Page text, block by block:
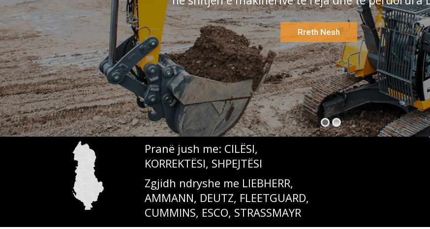
Rreth Nesh
Pranë jush me: CILËSI,
KORREKTËSI, SHPEJTËSI
Zgjidh ndryshe me LIEBHERR,
AMMANN, DEUTZ, FLEETGUARD,
CUMMINS, ESCO, STRASSMAYR